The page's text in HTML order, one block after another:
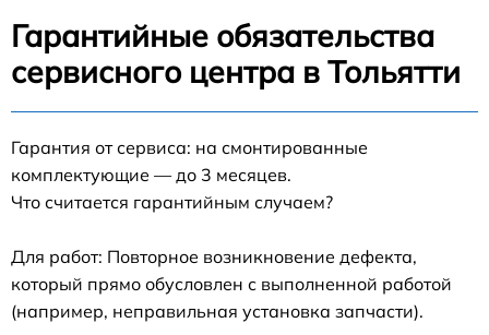
Гарантийные обязательства
сервисного центра в Тольятти
Гарантия от сервиса: на смонтированные
комплектующие — до 3 месяцев.
Что считается гарантийным случаем?
Для работ: Повторное возникновение дефекта,
который прямо обусловлен с выполненной работой
(например, неправильная установка запчасти).